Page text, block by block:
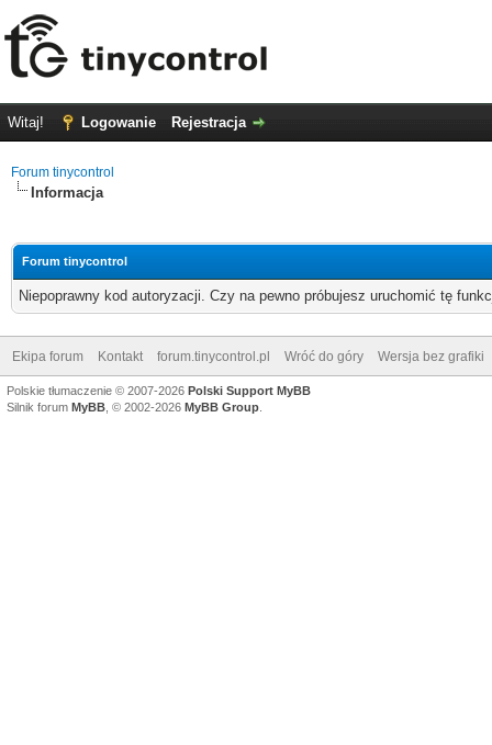
Witaj! Logowanie Rejestracja
Forum tinycontrol
Informacja
Forum tinycontrol
Niepoprawny kod autoryzacji. Czy na pewno próbujesz uruchomić tę
Ekipa forum Kontakt forum.tinycontrol.pl Wróć do góry Wersja bez grafiki
Polskie tłumaczenie © 2007-2026 Polski Support MyBB
Silnik forum MyBB , © 2002-2026 MyBB Group